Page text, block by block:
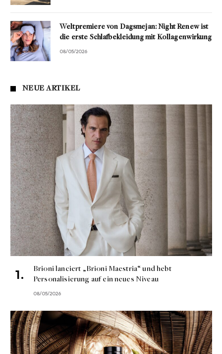
Weltpremiere von Dagsmejan: Night Renew ist
die erste Schlafbekleidung mit Kollagenwirkung
08/05/2026
NEUE ARTIKEL
Brioni lanciert „Brioni Maestria“ und hebt
Personalisierung auf ein neues Niveau
08/05/2026